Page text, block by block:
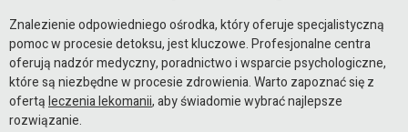
Znalezienie odpowiedniego ośrodka, który oferuje specjalistyczną
pomoc w procesie detoksu, jest kluczowe. Profesjonalne centra
oferują nadzór medyczny, poradnictwo i wsparcie psychologiczne,
które są niezbędne w procesie zdrowienia. Warto zapoznać się z
ofertąleczenia lekomanii, aby świadomie wybrać najlepsze
rozwiązanie.